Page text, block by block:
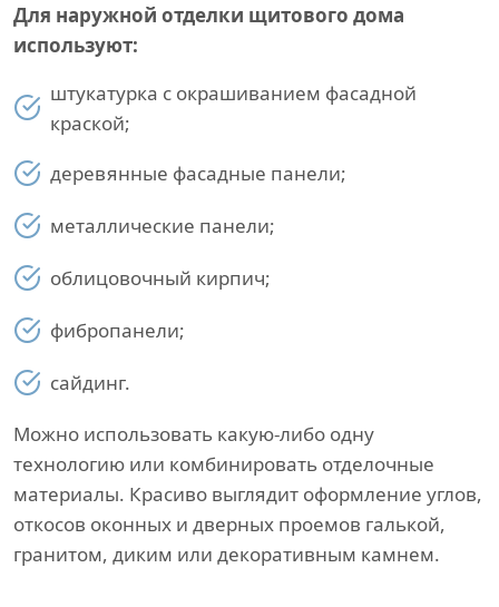
Для наружной отделки щитового дома
используют:
штукатурка с окрашиванием фасадной
краской;
деревянные фасадные панели;
металлические панели;
облицовочный кирпич;
фибропанели;
сайдинг.
Можно использовать какую-либо одну
технологию или комбинировать отделочные
материалы. Красиво выглядит оформление углов,
откосов оконных и дверных проемов галькой,
гранитом, диким или декоративным камнем.